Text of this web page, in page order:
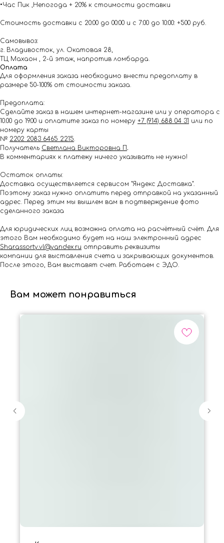
•Час Пик ,Непогода + 20% к стоимости доставки
Стоимость доставки с 20:00 до 00:00 и с 7:00 до 10:00: +500 руб.
Самовывоз:
г. Владивосток, ул. Окатовая 28,
ТЦ Махаон , 2-й этаж, напротив ломбарда.
Оплата
Для оформления заказа необходимо внести предоплату в
размере 50-100% от стоимости заказа.
Предоплата:
Сделайте заказ в нашем интернет-магазине или у оператора с
10.00 до 19.00 и оплатите заказ по номеру +7 (914) 688 04 31 или по
номеру карты
№ 2202 2083 6465 2215.
Получатель Светлана Викторовна П .
В комментариях к платежу ничего указывать не нужно!
Остаток оплаты:
Доставка осуществляется сервисом "Яндекс Доставка".
Поэтому заказ нужно оплатить перед отправкой на указанный
адрес. Перед этим мы вышлем вам в подтверждение фото
сделанного заказа
Для юридических лиц возможна оплата на расчётный счёт. Для
этого Вам необходимо будет на наш электронный адрес
Shar.assorty.vl@yandex.ru отправить реквизиты
компании для выставления счета и закрывающих документов.
После этого, Вам выставят счет. Работаем с ЭДО.
Вам может понравиться